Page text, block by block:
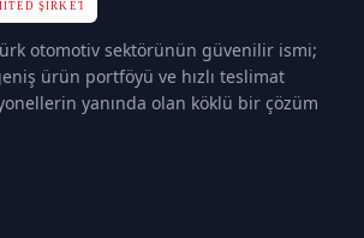
otomotiv sektörünün güvenilir ismi;
ürün portföyü ve hızlı teslimat
yanında olan köklü bir çözüm